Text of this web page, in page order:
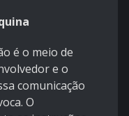
é o meio de
e o
comunicação
O